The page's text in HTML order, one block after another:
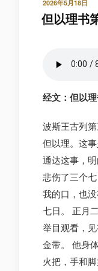
发
布
于
2026年5月18日
但以理书
经文：但以
波斯王古列
但以理。这
通达这事，
悲伤了三个
我的口，也
七日。 正月
举目观看，
金带。 他身
火把，手和